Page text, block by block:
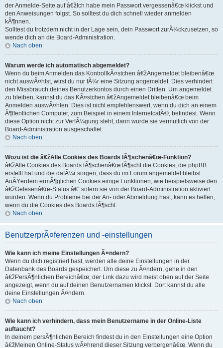
der Anmelde-Seite auf â€žIch habe mein Passwort vergessenâ€œ klickst und
den Anweisungen folgst. So solltest du dich schnell wieder anmelden
kÃ¶nnen.
Solltest du trotzdem nicht in der Lage sein, dein Passwort zurÃ¼ckzusetzen, so
wende dich an die Board-Administration.
Nach oben
Warum werde ich automatisch abgemeldet?
Wenn du beim Anmelden das KontrollkÃ¤stchen â€žAngemeldet bleibenâ€œ
nicht auswÃ¤hlst, wirst du nur fÃ¼r eine Sitzung angemeldet. Dies verhindert
den Missbrauch deines Benutzerkontos durch einen Dritten. Um angemeldet
zu bleiben, kannst du das KÃ¤stchen â€žAngemeldet bleibenâ€œ beim
Anmelden auswÃ¤hlen. Dies ist nicht empfehlenswert, wenn du dich an einem
Ã¶ffentlichen Computer, zum Beispiel in einem InternetcafÃ©, befindest. Wenn
diese Option nicht zur VerfÃ¼gung steht, dann wurde sie vermutlich von der
Board-Administration ausgeschaltet.
Nach oben
Wozu ist die â€žAlle Cookies des Boards lÃ¶schenâ€œ-Funktion?
â€žAlle Cookies des Boards lÃ¶schenâ€œ lÃ¶scht die Cookies, die phpBB
erstellt hat und die dafÃ¼r sorgen, dass du im Forum angemeldet bleibst.
AuÃŸerdem ermÃ¶glichen Cookies einige Funktionen, wie beispielsweise den
â€žGelesenâ€œ-Status â€“ sofern sie von der Board-Administration aktiviert
wurden. Wenn du Probleme bei der An- oder Abmeldung hast, kann es helfen,
wenn du die Cookies des Boards lÃ¶scht.
Nach oben
BenutzerprÃ¤ferenzen und -einstellungen
Wie kann ich meine Einstellungen Ã¤ndern?
Wenn du dich registriert hast, werden alle deine Einstellungen in der
Datenbank des Boards gespeichert. Um diese zu Ã¤ndern, gehe in den
â€žPersÃ¶nlichen Bereichâ€œ; der Link dazu wird meist oben auf der Seite
angezeigt, wenn du auf deinen Benutzernamen klickst. Dort kannst du alle
deine Einstellungen Ã¤ndern.
Nach oben
Wie kann ich verhindern, dass mein Benutzername in der Online-Liste
auftaucht?
In deinem persÃ¶nlichen Bereich findest du in den Einstellungen eine Option
â€žMeinen Online-Status wÃ¤hrend dieser Sitzung verbergenâ€œ. Wenn du